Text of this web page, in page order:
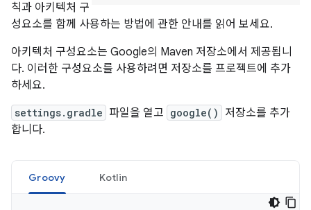
칙과 아키텍처 구
성요소를 함께 사용하는 방법에 관한 안내를 읽어 보세요.
아키텍처 구성요소는 Google의 Maven 저장소에서 제공됩니
다. 이러한 구성요소를 사용하려면 저장소를 프로젝트에 추가
하세요.
settings.gradle 파일을 열고 google()
저장소를 추가
합니다.
Groovy Kotlin